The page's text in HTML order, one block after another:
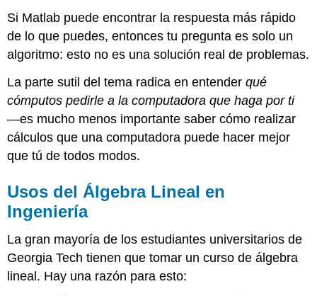
Si Matlab puede encontrar la respuesta más rápido
de lo que puedes, entonces tu pregunta es solo un
algoritmo: esto no es una solución real de problemas.
La parte sutil del tema radica en entenderqué
cómputos pedirle a la computadora que haga por ti
—es mucho menos importante saber cómo realizar
cálculos que una computadora puede hacer mejor
que tú de todos modos.
Usos del Álgebra Lineal en
Ingeniería
La gran mayoría de los estudiantes universitarios de
Georgia Tech tienen que tomar un curso de álgebra
lineal. Hay una razón para esto: